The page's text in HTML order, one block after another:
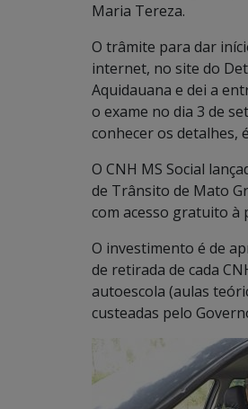
Maria Tereza.
O trâmite para dar
internet, no site do
Aquidauana e dei a
o exame no dia 3 de
conhecer os detalhes,
O CNH MS Social
de Trânsito de Mato
com acesso gratuito à
O investimento é de
de retirada de cada
autoescola (aulas
custeadas pelo